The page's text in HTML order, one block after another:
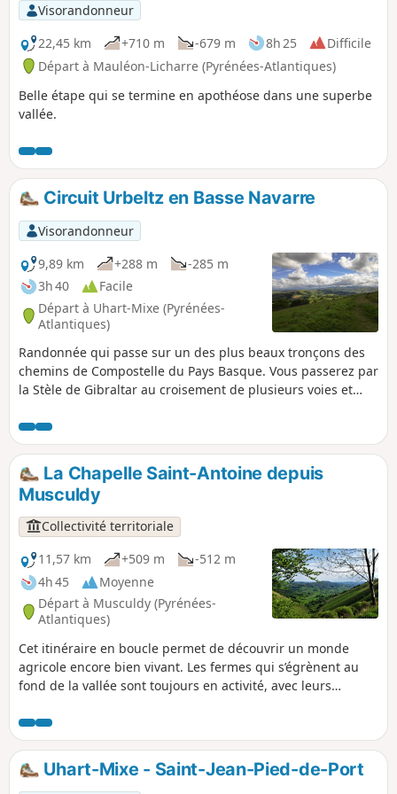
Visorandonneur
22,45 km
+710 m -679 m 8h 25
Difficile
Départ à Mauléon-Licharre (Pyrénées-Atlantiques)
Belle étape qui se termine en apothéose dans une superbe
vallée.
Circuit Urbeltz en Basse Navarre
Visorandonneur
9,89 km
+288 m
-285 m
3h 40
Facile
Départ à Uhart-Mixe (Pyrénées-
Atlantiques)
Randonnée qui passe sur un des plus beaux tronçons des
chemins de Compostelle du Pays Basque. Vous passerez par
la Stèle de Gibraltar au croisement de plusieurs voies et
Soyarce, idéale pour profiter du panorama sur les Pyrénées
Basques et pour la pause pique-nique.
La Chapelle Saint-Antoine depuis
Musculdy
Collectivité territoriale
11,57 km
+509 m
-512 m
4h 45
Moyenne
Départ à Musculdy (Pyrénées-
Atlantiques)
Cet itinéraire en boucle permet de découvrir un monde
agricole encore bien vivant. Les fermes qui s’égrènent au
fond de la vallée sont toujours en activité, avec leurs
agro-pastorale aux multiples facettes en traversant les
forêts, puis les pâturages de la moyenne montagne. La
chapelle Saint-Antoine domine le Col d’Osquich, haut lieu
de la chasse à la palombe en automne. Depuis le sommet,
Uhart-Mixe - Saint-Jean-Pied-de-Port